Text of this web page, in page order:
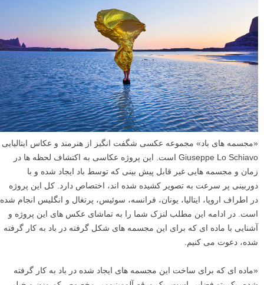
«مجسمه های باد» مجموعه عکسی شگفت انگیز از هنرمند و عکاس ایتالیایی
Giuseppe Lo Schiavo است. این پروژه عکاسی به اکتشاف لحظه ها در
زمان و مجسمه هایی غیر قابل پیش بینی که توسط باد ایجاد شده و با
دوربینی پر سرعت به تصویر کشیده شده اند، اختصاص دارد. کل این پروژه
در اطراف اروپا، ایتالیا، یونان، فرانسه، سوئیس، پرتغال و انگلیس انجام شده
است. در ادامه این مطلب لنزک شما را به تماشای عکس های این پروژه و
آشنایی با ماده ای که برای این مجسمه های شکل گرفته در باد به کار گرفته
شده، دعوت می کنیم.
«ماده ای که برای ساخت این مجسمه های ایجاد شده در باد به کار گرفته